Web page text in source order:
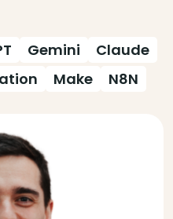
Gemini
Claude
Make N8N